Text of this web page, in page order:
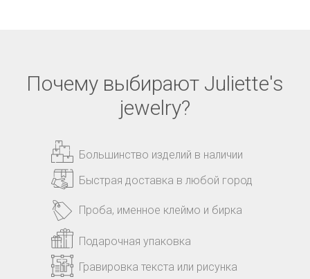
Почему выбирают Juliette's
jewelry?
Большинство изделий в наличии
Быстрая доставка в любой город
Подарочная упаковка
Гравировка текста или рисунка
Проба, именное клеймо и бирка